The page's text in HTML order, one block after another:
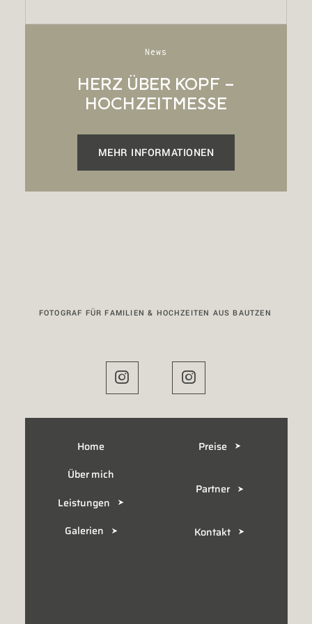
News
HERZ ÜBER KOPF –
HOCHZEITMESSE
MEHR INFORMATIONEN
Home
Über mich
Leistungen
Galerien
FOTOGRAF FÜR FAMILIEN & HOCHZEITEN AUS BAUTZEN
Preise
Partner
Kontakt
Partner
Kontakt